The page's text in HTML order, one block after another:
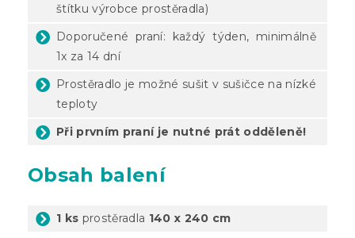
štítku výrobce prostěradla)
Doporučené praní: každý týden, minimálně
1x za 14 dní
Prostěradlo je možné sušit v sušičce na nízké
teploty
Při prvním praní je nutné prát odděleně!
Obsah balení
1 ks prostěradla 140 x 240 cm